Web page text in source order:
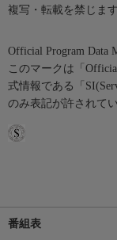
複写・転載を禁じます
Official Program Data
このマークは「
式情報である「
のみ表記が許されて
番組表